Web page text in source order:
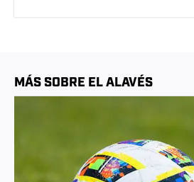
MÁS SOBRE EL ALAVÉS